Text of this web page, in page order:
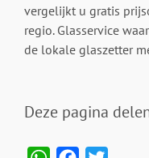
vergelijkt u gratis
regio. Glasservice
de lokale glaszetter
Deze pagina